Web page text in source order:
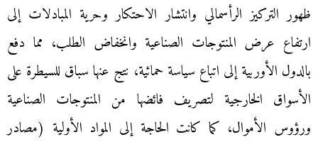
ظهور التركيز الرأسمالي وانتشار الاحتكار وحرية المبادلات إلى
ارتفاع عرض المنتوجات الصناعية وانخفاض الطلب، مما دفع
بالدول الأوربية إلى اتباع سياسة حمائية، نتج عنها سباق للسيطرة على
الأسواق الخارجية لتصريف فائضها من المنتوجات الصناعية
ورؤوس الأموال، كما كانت الحاجة إلى المواد الأولية (مصادر